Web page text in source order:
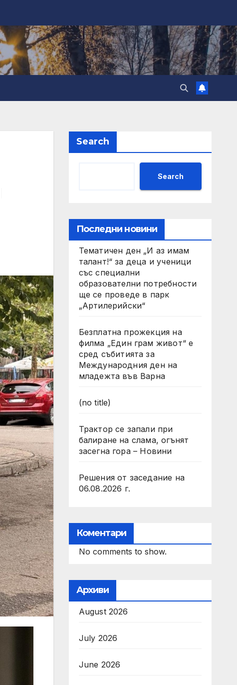
Search
Search
Последни новини
Тематичен ден „И аз имам
талант!“ за деца и ученици
със специални
образователни потребности
ще се проведе в парк
„Артилерийски“
Безплатна прожекция на
филма „Един грам живот“ е
сред събитията за
Международния ден на
младежта във Варна
(no title)
Трактор се запали при
балиране на слама, огънят
засегна гора – Новини
Решения от заседание на
06.08.2026 г.
Коментари
No comments to show.
Архиви
August 2026
July 2026
June 2026